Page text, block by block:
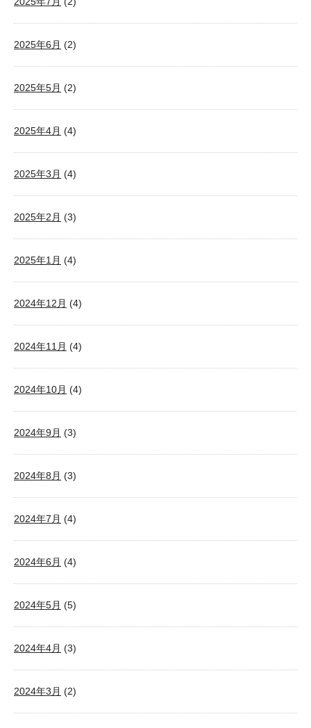
2025年6月 (2)
2025年5月 (2)
2025年4月 (4)
2025年3月 (4)
2025年2月 (3)
2025年1月 (4)
2024年12月 (4)
2024年11月 (4)
2024年10月 (4)
2024年9月 (3)
2024年8月 (3)
2024年7月 (4)
2024年6月 (4)
2024年5月 (5)
2024年4月 (3)
2024年3月 (2)